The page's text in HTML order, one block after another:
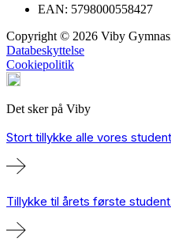
EAN: 5798000558427
Copyright © 2026 Viby
Databeskyttelse
Cookiepolitik
Det sker på Viby
Stort tillykke alle vores
Tillykke til årets første